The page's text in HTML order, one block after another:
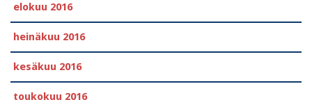
elokuu 2016
heinäkuu 2016
kesäkuu 2016
toukokuu 2016